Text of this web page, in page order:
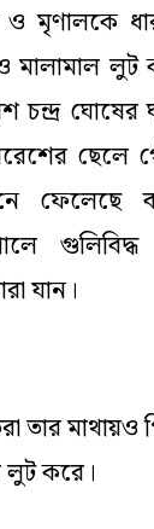
ও মৃণালকে
ও মালামাল লুট
চন্দ্র ঘোষের
ছেলে
ফেলেছে
যান।
মাথায়ও
লুট করে।